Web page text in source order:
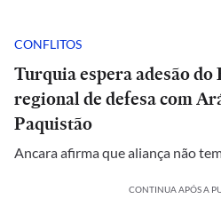
CONFLITOS
Turquia espera adesão do
regional de defesa com
Paquistão
Ancara afirma que aliança não
CONTINUA APÓS A